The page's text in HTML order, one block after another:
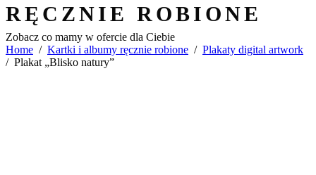
RĘCZNIE ROBIONE
Zobacz co mamy w ofercie dla Ciebie
Home / Kartki i albumy ręcznie robione / Plakaty digital artwork
/ Plakat „Blisko natury”